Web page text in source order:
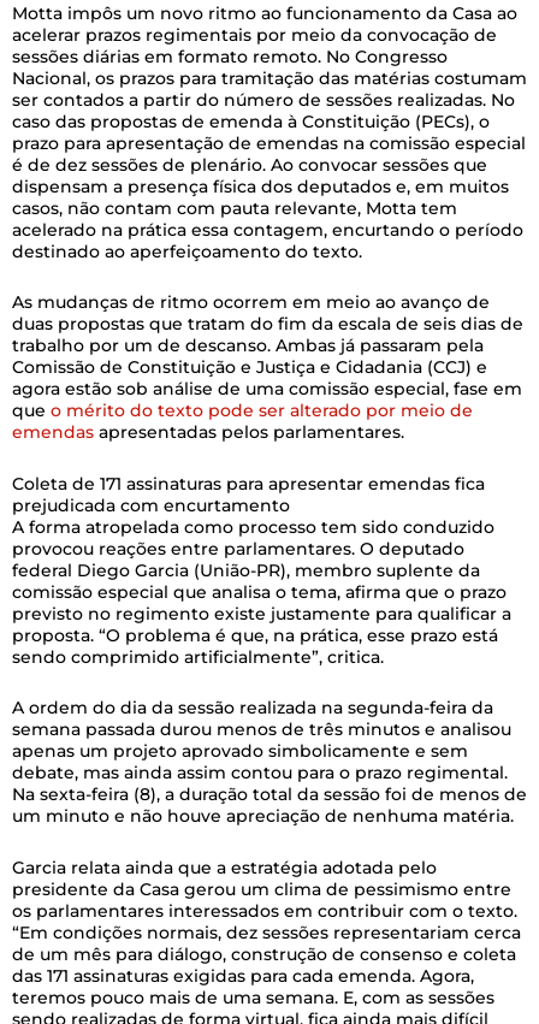
Motta impôs um novo ritmo ao funcionamento da Casa ao
acelerar prazos regimentais por meio da convocação de
sessões diárias em formato remoto. No Congresso
Nacional, os prazos para tramitação das matérias costumam
ser contados a partir do número de sessões realizadas. No
caso das propostas de emenda à Constituição (PECs), o
prazo para apresentação de emendas na comissão especial
é de dez sessões de plenário. Ao convocar sessões que
dispensam a presença física dos deputados e, em muitos
casos, não contam com pauta relevante, Motta tem
acelerado na prática essa contagem, encurtando o período
destinado ao aperfeiçoamento do texto.
As mudanças de ritmo ocorrem em meio ao avanço de
duas propostas que tratam do fim da escala de seis dias de
trabalho por um de descanso. Ambas já passaram pela
Comissão de Constituição e Justiça e Cidadania (CCJ) e
agora estão sob análise de uma comissão especial, fase em
que o mérito do texto pode ser alterado por meio de
emendas apresentadas pelos parlamentares.
Coleta de 171 assinaturas para apresentar emendas fica
prejudicada com encurtamento
A forma atropelada como processo tem sido conduzido
provocou reações entre parlamentares. O deputado
federal Diego Garcia (União-PR), membro suplente da
comissão especial que analisa o tema, afirma que o prazo
previsto no regimento existe justamente para qualificar a
proposta. “O problema é que, na prática, esse prazo está
sendo comprimido artificialmente”, critica.
A ordem do dia da sessão realizada na segunda-feira da
semana passada durou menos de três minutos e analisou
apenas um projeto aprovado simbolicamente e sem
debate, mas ainda assim contou para o prazo regimental.
Na sexta-feira (8), a duração total da sessão foi de menos de
um minuto e não houve apreciação de nenhuma matéria.
Garcia relata ainda que a estratégia adotada pelo
presidente da Casa gerou um clima de pessimismo entre
os parlamentares interessados em contribuir com o texto.
“Em condições normais, dez sessões representariam cerca
de um mês para diálogo, construção de consenso e coleta
das 171 assinaturas exigidas para cada emenda. Agora,
teremos pouco mais de uma semana. E, com as sessões
sendo realizadas de forma virtual, fica ainda mais difícil